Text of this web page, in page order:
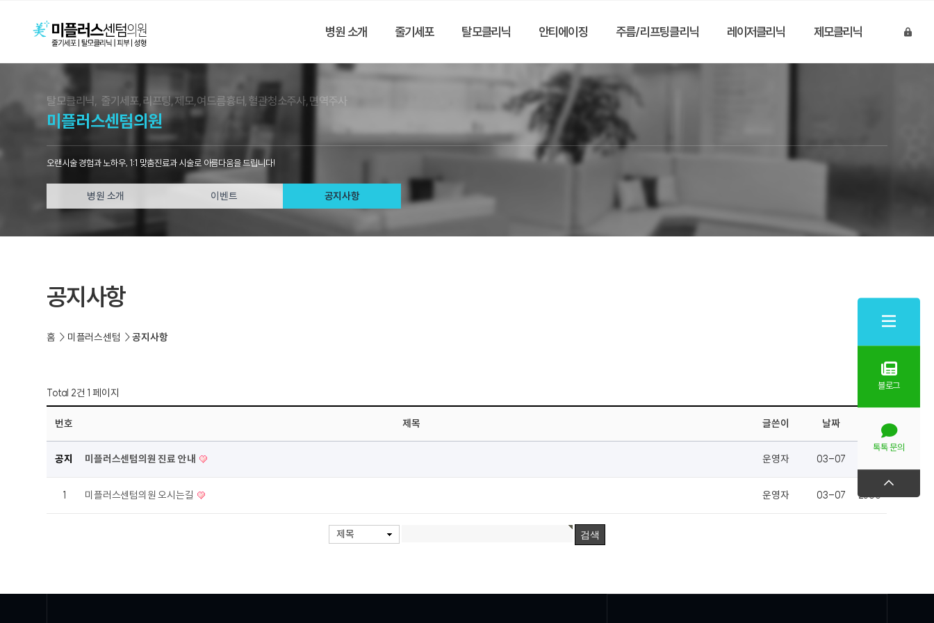
블로그
톡톡 문의
병원 소개 줄기세포 탈모클리닉 안티에이징 주름/리프팅클리닉 레이저클리닉 제모클리닉
탈모클리닉, 줄기세포,리프팅,제모,여드름흉터,혈관청소주사,면역주사
미플러스센텀의원
오랜시술 경험과 노하우, 1:1 맞춤진료과 시술로 아름다움을 드립니다!
병원 소개 이벤트 공지사항
공지사항
홈 미플러스센텀 공지사항
Total 2건 1 페이지
번호 제목 글쓴이 날짜
공지 미플러스센텀의원 진료 안내 운영자 03-07
1 미플러스센텀의원 오시는길 운영자 03-07 2386
제목